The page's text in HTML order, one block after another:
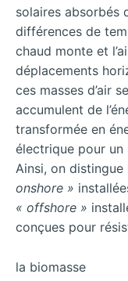
solaires absorbés
différences de
chaud monte et
déplacements
ces masses d’air
accumulent de
transformée en
électrique pour un
Ainsi, on distingue
onshore »
« offshore »
conçues pour
la biomasse